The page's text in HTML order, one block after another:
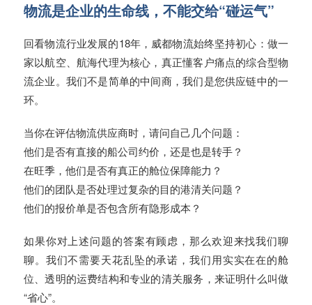
物流是企业的生命线，不能交给“碰运气”
回看物流行业发展的18年，威都物流始终坚持初心：做一
家以航空、航海代理为核心，真正懂客户痛点的综合型物
流企业。我们不是简单的中间商，我们是您供应链中的一
环。
当你在评估物流供应商时，请问自己几个问题：
他们是否有直接的船公司约价，还是也是转手？
在旺季，他们是否有真正的舱位保障能力？
他们的团队是否处理过复杂的目的港清关问题？
他们的报价单是否包含所有隐形成本？
如果你对上述问题的答案有顾虑，那么欢迎来找我们聊
聊。我们不需要天花乱坠的承诺，我们用实实在在的舱
位、透明的运费结构和专业的清关服务，来证明什么叫做
“省心”。